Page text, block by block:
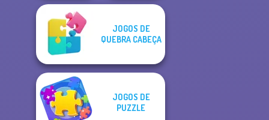
Cryptograph
Brain Puzzles
JOGOS DE
QUEBRA CABEÇA
JOGOS DE
PUZZLE